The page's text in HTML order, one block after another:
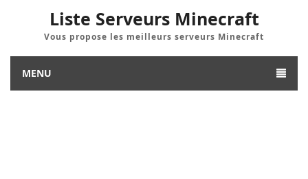
Liste Serveurs Minecraft
Vous propose les meilleurs serveurs Minecraft
MENU